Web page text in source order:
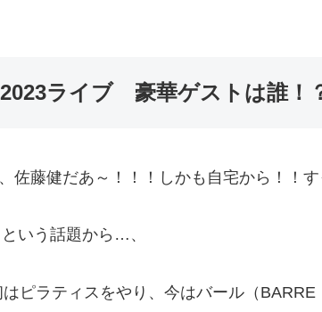
ライブ 豪華ゲストは誰！
藤健だあ～！！！しかも自宅から！！す
いう話題から…、
ピラティスをやり、今はバール（